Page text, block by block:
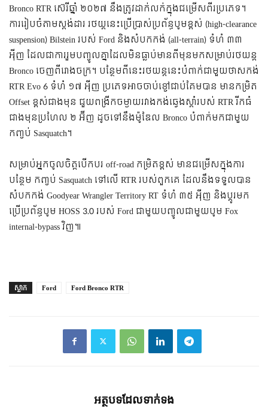
Bronco RTR ស៊េរីឆ្នាំ ២០២៧ នឹងត្រូវដាក់លក់ក្នុងជម្រើសពីរប្រភេទ។
ការរៀបចំតាមស្តង់ដារ រថយ្ដនេះប្រើប្រាស់ប្រព័ន្ធបូមខ្ពស់ (high-clearance
suspension) Bilstein របស់ Ford និងសំបកកង់ (all-terrain) ទំហំ ៣៣
អុីញ ដែលជាការរួមបញ្ចូលគ្នាដែលមិនធ្លាប់មានពីមុនមកសម្រាប់រថយន្ត
Bronco ចេញពីរោងចក្រ។ បន្ថែមពីនេះរថយន្ដនេះបំពាក់ជាមួយថាសកង់
RTR Evo 6 ទំហំ ១៧ អុីញ ប្រភេទអាចចាប់ខ្ចៅជាប់គែមបាន មានកម្រិត
Offset ខ្ពស់ជាងមុន ជួយពង្រីកចម្ងាយរវាងកង់ឆ្វេងស្តាំរបស់ RTR រីកធំ
ជាងមុនប្រហែល ២ អ៊ីញ ដូចទៅនឹងម៉ូឌែល Bronco បំពាក់មកជាមួយ
កញ្ចប់ Sasquatch។
សម្រាប់អ្នកចូលចិត្តបើកបរ off-road កម្រិតខ្ពស់ មានជម្រើសក្នុងការ
បន្ថែម កញ្ចប់ Sasquatch ទៅលើ RTR របស់ពួកគេ ដែលនឹងទទួលបាន
សំបកកង់ Goodyear Wrangler Territory RT ទំហំ ៣៥ អុីញ និងប្តូរមក
ប្រើប្រព័ន្ធបូម HOSS 3.0 របស់ Ford ជាមួយបញ្ចូលជាមួយបូម Fox
internal-bypass វិញ៕
ស្លាក Ford Ford Bronco RTR
អត្ថបទ​ដែល​ទាក់ទង